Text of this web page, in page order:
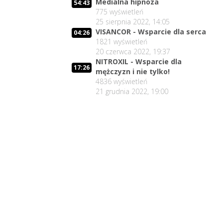
54:43
775 wyświetleń
25 sierpnia 2022, 14:05
04:26
VISANCOR - Wsparcie dla serca
1821 wyświetleń
20 czerwca 2022, 19:37
17:26
NITROXIL - Wsparcie dla
mężczyzn i nie tylko!
4836 wyświetleń
21 grudnia 2022, 19:00